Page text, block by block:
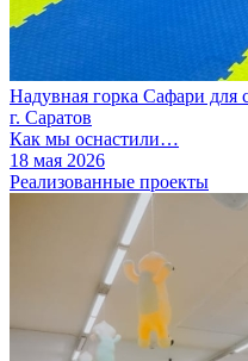
Надувная горка Сафари для
г. Саратов
Как мы оснастили…
18 мая 2026
Реализованные проекты